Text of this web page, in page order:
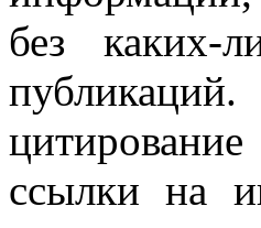
без каких-
ссылки на